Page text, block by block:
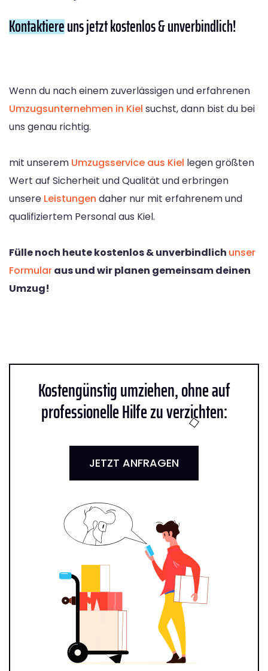
Kontaktiereuns jetzt kostenlos & unverbindlich!
Wenn du nach einem zuverlässigen und erfahrenen
Umzugsunternehmen in Kiel suchst, dann bist du bei
uns genau richtig.
mit unserem Umzugsservice aus Kiel legen größten
Wert auf Sicherheit und Qualität und erbringen
unsere Leistungen daher nur mit erfahrenem und
qualifiziertem Personal aus Kiel.
Fülle noch heute kostenlos & unverbindlich unser
Formularaus und wir planen gemeinsam deinen
Umzug!
Kostengünstig umziehen, ohne auf
professionelle Hilfe zu verzichten:
JETZT ANFRAGEN